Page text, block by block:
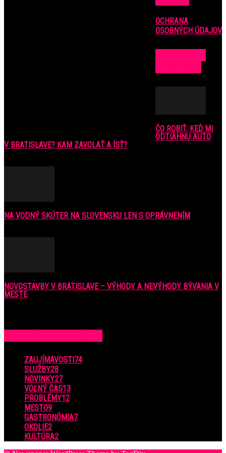
OCHRANA
OSOBNÝCH ÚDAJOV
ČO ROBIŤ, KEĎ MI
ODTIAHNU AUTO
V BRATISLAVE? KAM ZAVOLAŤ A ÍSŤ?
NA VODNÝ SKÚTER NA SLOVENSKU LEN S OPRÁVNENÍM
NOVOSTAVBY V BRATISLAVE – VÝHODY A NEVÝHODY BÝVANIA V
MESTE
ZAUJÍMAVOSTI 74
SLUŽBY28
NOVINKY27
VOĽNÝ ČAS13
PROBLÉMY12
MESTO9
GASTRONÓMIA7
OKOLIE2
KULTÚRA2